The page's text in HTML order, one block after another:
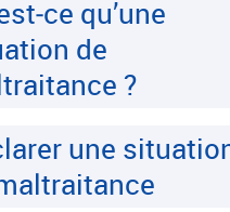
qu’une
de
?
une